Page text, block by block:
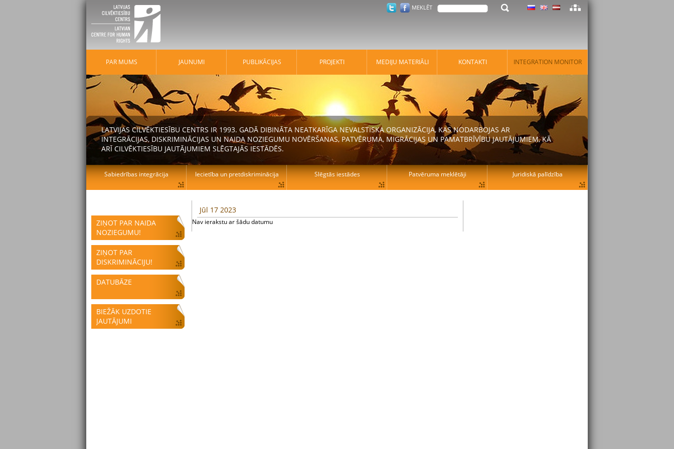
ZIŅOT PAR NAIDA
NOZIEGUMU!
ZIŅOT PAR
DISKRIMINĀCIJU!
DATUBĀZE
BIEŽĀK UZDOTIE
JAUTĀJUMI
Jūl 17 2023
Nav ierakstu ar šādu datumu
MEKLĒT
PAR MUMS JAUNUMI PUBLIKĀCIJAS PROJEKTI MEDIJU MATERIĀLI KONTAKTI INTEGRATION MONITOR
LATVIJAS CILVĒKTIESĪBU CENTRS IR 1993. GADĀ DIBINĀTA NEATKARĪGA NEVALSTISKA ORGANIZĀCIJA, KAS NODARBOJAS AR
INTEGRĀCIJAS, DISKRIMINĀCIJAS UN NAIDA NOZIEGUMU NOVĒRŠANAS, PATVĒRUMA, MIGRĀCIJAS UN PAMATBRĪVĪBU JAUTĀJUMIEM, KĀ
ARĪ CILVĒKTIESĪBU JAUTĀJUMIEM SLĒGTAJĀS IESTĀDĒS.
Sabiedrības integrācija Iecietība un pretdiskriminācija Slēgtās iestādes Patvēruma meklētāji Juridiskā palīdzība